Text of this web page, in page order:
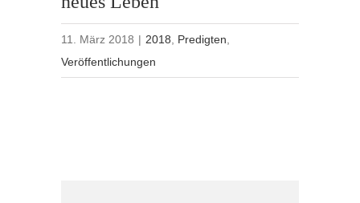
11. März 2018 | 2018, Predigten,
Veröffentlichungen